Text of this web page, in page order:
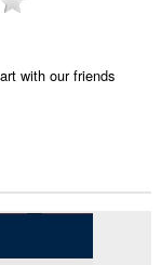
with our friends